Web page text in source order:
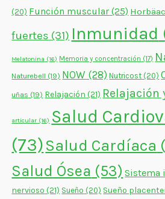
(20) Función muscular (25)
fuertes (31) Inmunidad
Melatonina (16) Memoria y concentración (17)
Naturebell (19) NOW (28) Nutricost (20)
uñas (19) Relajación (21) Relajación
articular (16) Salud
(73)Salud Cardíaca
Salud Ósea (53) Sistema
nervioso (21) Sueño (20) Sueño